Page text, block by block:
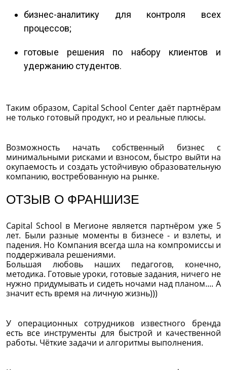
бизнес-аналитику для контроля всех
процессов;
готовые решения по набору клиентов и
удержанию студентов.
Таким образом, Capital School Center даёт партнёрам
не только готовый продукт, но и реальные плюсы.
Возможность начать собственный бизнес с
минимальными рисками и взносом, быстро выйти на
окупаемость и создать устойчивую образовательную
компанию, востребованную на рынке.
ОТЗЫВ О ФРАНШИЗЕ
Capital School в Мегионе является партнёром уже 5
лет. Были разные моменты в бизнесе - и взлеты, и
падения. Но Компания всегда шла на компромиссы и
поддерживала решениями.
Большая любовь наших педагогов, конечно,
методика. Готовые уроки, готовые задания, ничего не
нужно придумывать и сидеть ночами над планом.... А
значит есть время на личную жизнь)))
У операционных сотрудников известного бренда
есть все инструменты для быстрой и качественной
работы. Чёткие задачи и алгоритмы выполнения.